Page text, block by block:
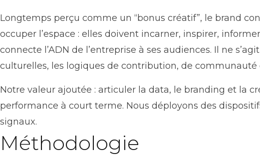
Longtemps perçu comme un “bonus créatif”, le brand
occuper l’espace : elles doivent incarner, inspirer,
connecte l’ADN de l’entreprise à ses audiences. Il ne
culturelles, les logiques de contribution, de communauté
Notre valeur ajoutée : articuler la data, le branding et la
performance à court terme. Nous déployons des
signaux.
Méthodologie